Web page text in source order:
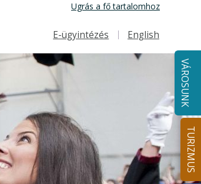
Ugrás a fő tartalomhoz
Felső navigáció
E-ügyintézés English
VÁROSUNK
TURIZMUS